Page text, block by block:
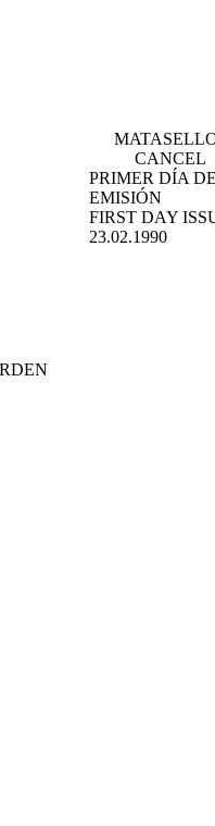
CANCEL
PRIMER DÍA
EMISIÓN
FIRST DAY
23.02.1990